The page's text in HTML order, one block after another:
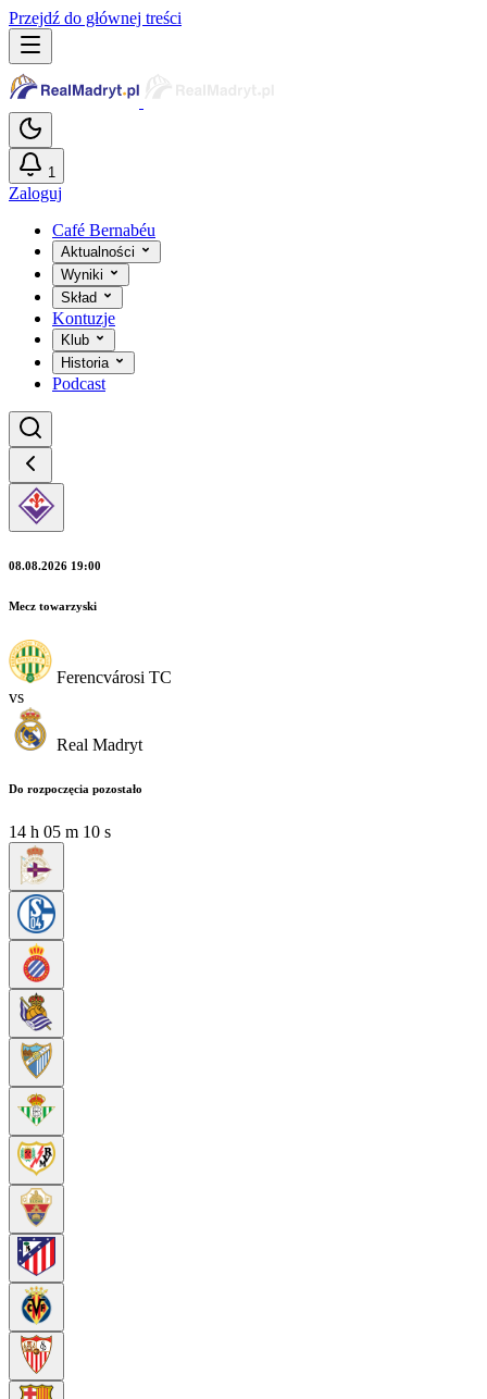
Przejdź do głównej treści
1
Zaloguj
Café Bernabéu
Aktualności
Wyniki
Skład
Kontuzje
Klub
Historia
Podcast
08.08.2026 19:00
Mecz towarzyski
Ferencvárosi TC
vs
Real Madryt
Do rozpoczęcia pozostało
14 h 05 m 10 s